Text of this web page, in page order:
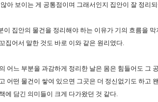
아 보이는 게 공통점이며 그래서인지 집안이 잘 정리
이 집안의 물건을 정리해야 하는 이유가 기의 흐름을
집어서 말한 것도 바로 이와 같은 원리였다.
어느 부분을 과감하게 정리한 날은 몸은 힘들어도 그
어떤 물건이 쌓여 있으면 그곳은 더 정신없기도 하고
에 담긴 의미들이 크게 다가왔던 것 같다.